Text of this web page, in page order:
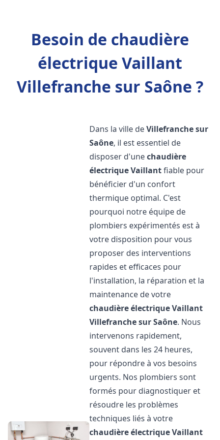
Besoin de chaudière
électrique Vaillant
Villefranche sur Saône ?
Dans la ville deVillefranche sur
Saône, il est essentiel de
disposer d'unechaudière
électrique Vaillantfiable pour
bénéficier d'un confort
thermique optimal. C'est
pourquoi notre équipe de
plombiers expérimentés est à
votre disposition pour vous
proposer des interventions
rapides et efficaces pour
l'installation, la réparation et la
maintenance de votre
chaudière électrique Vaillant
Villefranche sur Saône. Nous
intervenons rapidement,
souvent dans les 24 heures,
pour répondre à vos besoins
urgents. Nos plombiers sont
formés pour diagnostiquer et
résoudre les problèmes
techniques liés à votre
chaudière électrique Vaillant